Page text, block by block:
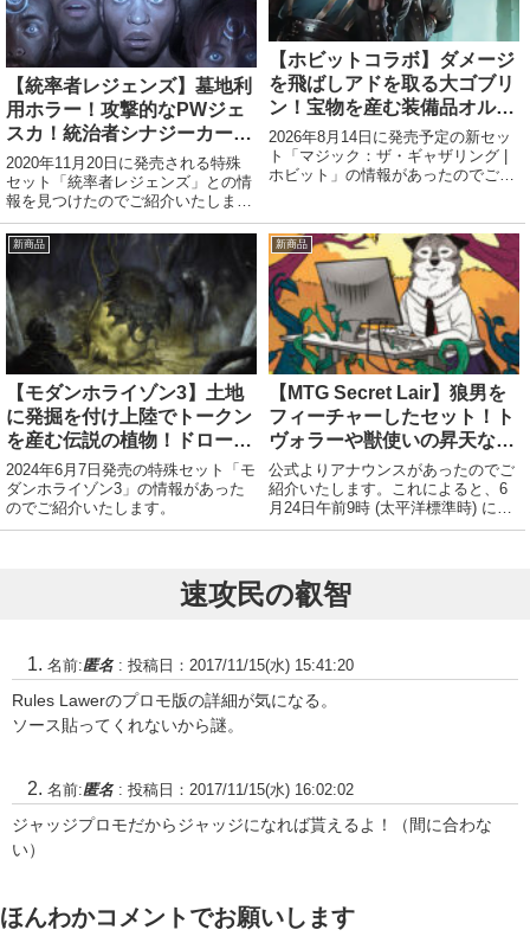
【統率者レジェンズ】墓地利
用ホラー！攻撃的なPWジェ
スカ！統治者シナジーカー
ド！ほか
2020年11月20日に発売される特殊
セット「統率者レジェンズ」との情
報を見つけたのでご紹介いたしま
す。カードギャラリー クリーチャ
ー ゾンビ・ホラー各終了ステップ
の開始時に、あなたが墓地から能力
を起動したか、墓地から呪文を唱え
ていたなら、...
【ホビットコラボ】ダメージ
を飛ばしアドを取る大ゴブリ
ン！宝物を産む装備品オルク
リスト！ほか
2026年8月14日に発売予定の新セッ
ト「マジック：ザ・ギャザリング |
ホビット」の情報があったのでご紹
新商品
【モダンホライゾン3】土地
に発掘を付け上陸でトークン
を産む伝説の植物！ドローで
きて土地にもなるエルフ！
2024年6月7日発売の特殊セット「モ
ダンホライゾン3」の情報があった
のでご紹介いたします。
新商品
【MTG Secret Lair】狼男を
フィーチャーしたセット！ト
ヴォラーや獣使いの昇天な
ど！
公式よりアナウンスがあったのでご
紹介いたします。これによると、6
月24日午前9時 (太平洋標準時) に発
売される新商品が紹介されました。
れの雄叫び》《アヴァブ...
速攻民の叡智
名前:匿名 : 投稿日：2017/11/15(水) 15:41:20
Rules Lawerのプロモ版の詳細が気になる。
ソース貼ってくれないから謎。
名前:匿名 : 投稿日：2017/11/15(水) 16:02:02
ジャッジプロモだからジャッジになれば貰えるよ！（間に合わな
い）
ほんわかコメントでお願いします